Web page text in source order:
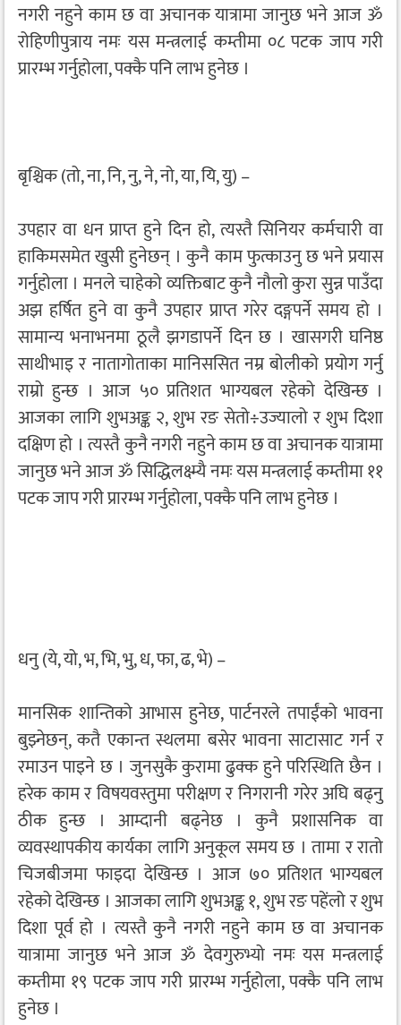
नगरी नहुने काम छ वा अचानक यात्रामा जानुछ भने आज ॐ
रोहिणीपुत्राय नमः यस मन्त्रलाई कम्तीमा ०८ पटक जाप गरी
प्रारम्भ गर्नुहोला, पक्कै पनि लाभ हुनेछ ।
बृश्चिक (तो, ना, नि, नु, ने, नो, या, यि, यु) –
उपहार वा धन प्राप्त हुने दिन हो, त्यस्तै सिनियर कर्मचारी वा
हाकिमसमेत खुसी हुनेछन् । कुनै काम फुत्काउनु छ भने प्रयास
गर्नुहोला । मनले चाहेको व्यक्तिबाट कुनै नौलो कुरा सुन्न पाउँदा
अझ हर्षित हुने वा कुनै उपहार प्राप्त गरेर दङ्गपर्ने समय हो ।
सामान्य भनाभनमा ठूलै झगडापर्ने दिन छ । खासगरी घनिष्ठ
साथीभाइ र नातागोताका मानिससित नम्र बोलीको प्रयोग गर्नु
राम्रो हुन्छ । आज ५० प्रतिशत भाग्यबल रहेको देखिन्छ ।
आजका लागि शुभअङ्क २, शुभ रङ सेतो÷उज्यालो र शुभ दिशा
दक्षिण हो । त्यस्तै कुनै नगरी नहुने काम छ वा अचानक यात्रामा
जानुछ भने आज ॐ सिद्धिलक्ष्म्यै नमः यस मन्त्रलाई कम्तीमा ११
पटक जाप गरी प्रारम्भ गर्नुहोला, पक्कै पनि लाभ हुनेछ ।
धनु (ये, यो, भ, भि, भु, ध, फा, ढ, भे) –
मानसिक शान्तिको आभास हुनेछ, पार्टनरले तपाईंको भावना
बुझ्नेछन्, कतै एकान्त स्थलमा बसेर भावना साटासाट गर्न र
रमाउन पाइने छ । जुनसुकै कुरामा ढुक्क हुने परिस्थिति छैन ।
हरेक काम र विषयवस्तुमा परीक्षण र निगरानी गरेर अघि बढ्नु
ठीक हुन्छ । आम्दानी बढ्नेछ । कुनै प्रशासनिक वा
व्यवस्थापकीय कार्यका लागि अनुकूल समय छ । तामा र रातो
चिजबीजमा फाइदा देखिन्छ । आज ७० प्रतिशत भाग्यबल
रहेको देखिन्छ । आजका लागि शुभअङ्क १, शुभ रङ पहेंलो र शुभ
दिशा पूर्व हो । त्यस्तै कुनै नगरी नहुने काम छ वा अचानक
यात्रामा जानुछ भने आज ॐ देवगुरुभ्यो नमः यस मन्त्रलाई
कम्तीमा १९ पटक जाप गरी प्रारम्भ गर्नुहोला, पक्कै पनि लाभ
हुनेछ ।